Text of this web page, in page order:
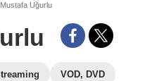
Mustafa Uğurlu
VOD, DVD